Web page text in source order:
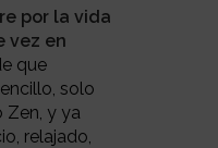
por la vida
vez en
que
solo
Zen, y ya
relajado,